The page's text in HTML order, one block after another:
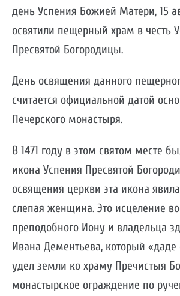
день Успения Божией Матери, 15
освятили пещерный храм в честь
Пресвятой Богородицы.
День освящения данного
считается официальной датой
Печерского монастыря.
В 1471 году в этом святом месте
икона Успения Пресвятой
освящения церкви эта икона
слепая женщина. Это исцеление
преподобного Иону и владельца
Ивана Дементьева, который «даде
удел земли ко храму Пречистыя
монастырское ограждение по